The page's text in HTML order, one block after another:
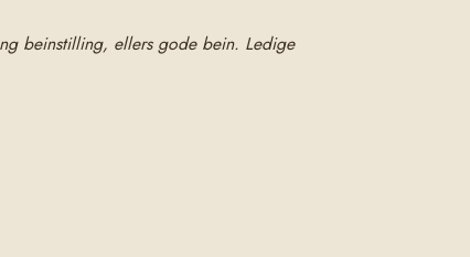
beinstilling, ellers gode bein. Ledige